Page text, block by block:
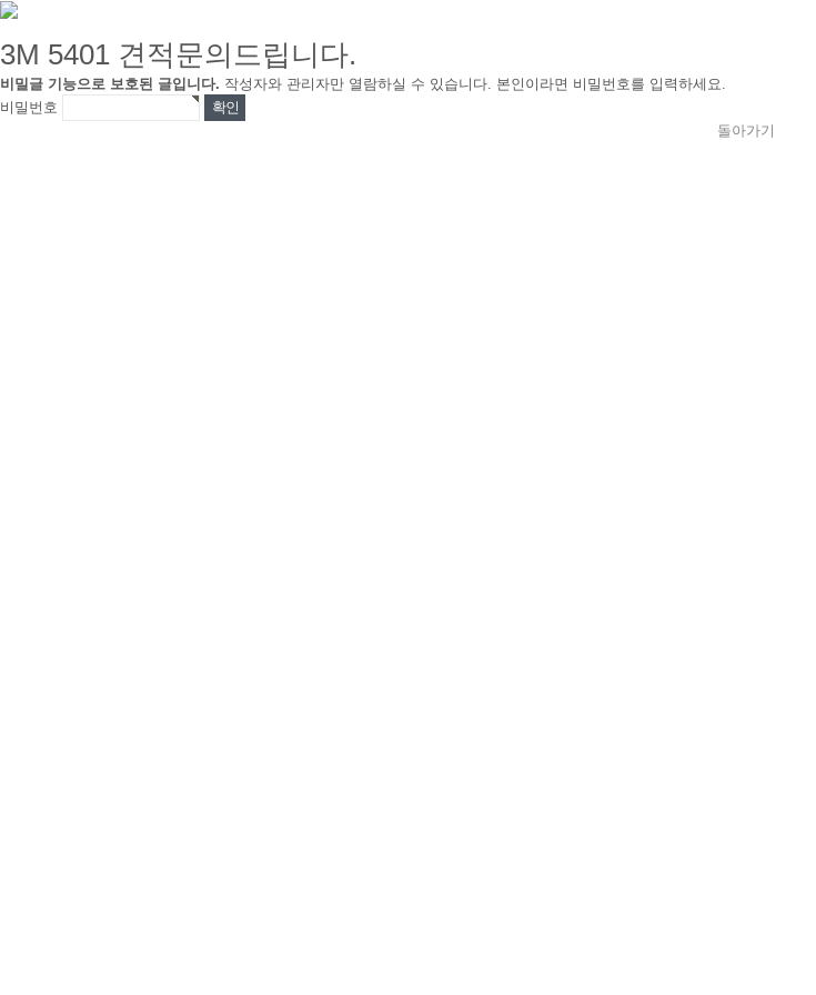
3M 5401 견적문의드립니다.
비밀글 기능으로 보호된 글입니다. 작성자와 관리자만 열람하실 수 있습니다. 본인이라면 비밀번호를 입력하세요.
비밀번호
돌아가기